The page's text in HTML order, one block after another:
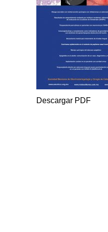
Descargar PDF